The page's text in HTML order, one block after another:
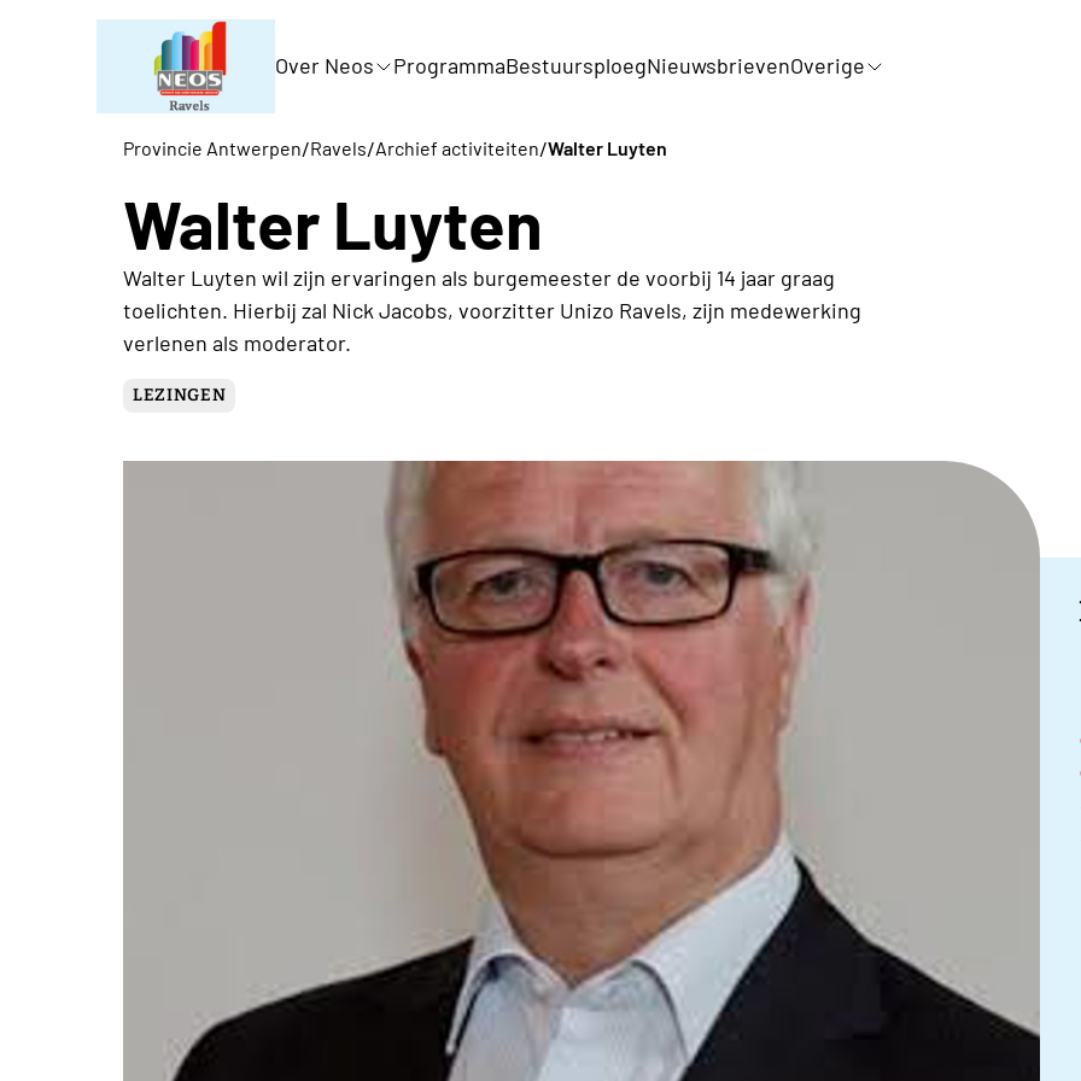
Over Neos ProgrammaBestuursploegNieuwsbrievenOverige
Provincie Antwerpen/Ravels/Archief activiteiten/Walter Luyten
Walter Luyten
Walter Luyten wil zijn ervaringen als burgemeester de voorbij 14 jaar graag
toelichten. Hierbij zal Nick Jacobs, voorzitter Unizo Ravels, zijn medewerking
verlenen als moderator.
LEZINGEN